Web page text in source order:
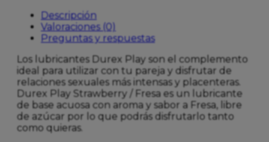
Descripción
Valoraciones (0)
Preguntas y respuestas
Los lubricantes Durex Play son el complemento
ideal para utilizar con tu pareja y disfrutar de
relaciones sexuales más intensas y placenteras.
Durex Play Strawberry / Fresa es un lubricante
de base acuosa con aroma y sabor a Fresa, libre
de azúcar por lo que podrás disfrutarlo tanto
como quieras.